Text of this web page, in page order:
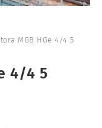
MGB HGe 4/4 5
4/4 5